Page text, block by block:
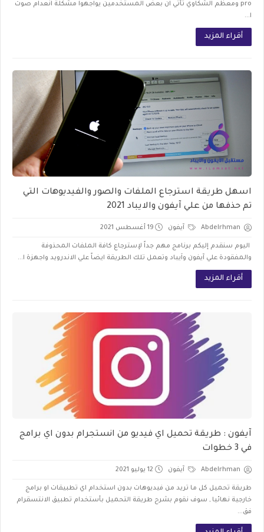
pro ومعظم الشكاوي تأتي ان بعض المستخدمين يواجهوا مشكلة انعدام صوت
ا...
أقراء المزيد
اسهل طريقة استرجاع الملفات والصور والفيديوهات التي
تم حذفها من علي آيفون والايباد 2021
Abdelrhman آيفون 19 أغسطس 2021
اليوم سنقدم إليكم برنامج مهم جداً لإسترجاع كافة الملفات المحذوفة
والمفقودة علي آيفون واَيباد وتعمل تلك الطريقة ايضاً علي الاندرويد واجهزة ا...
أقراء المزيد
آيفون : طريقة تحميل اي فيديو من انستجرام بدون اي برامج
في 3 خطوات
Abdelrhman آيفون 12 يوليو 2021
طريقة تحميل كل ما تريد من فيديوهات بدون استخدام اي تطبيقات او برامج
خارجية نهائيا , سوف نقوم بشرح طريقة التحميل بأستخدام تطبيق الانتسقرام
فق...